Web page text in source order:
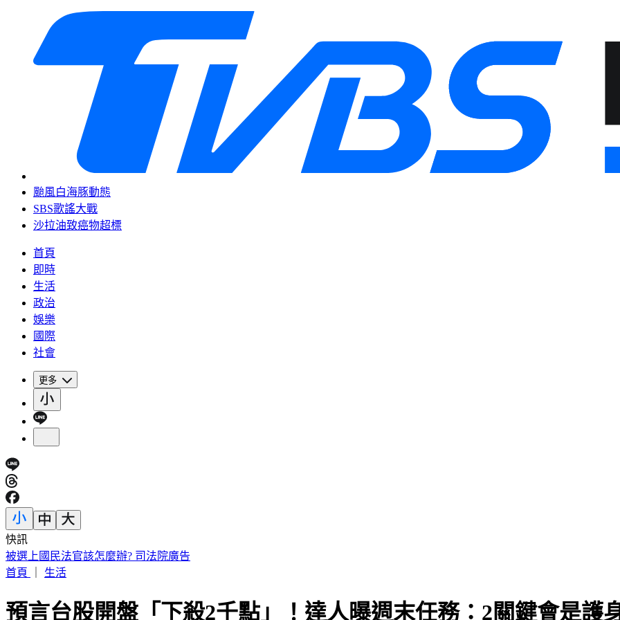
颱風白海豚動態
SBS歌謠大戰
沙拉油致癌物超標
首頁
即時
生活
政治
娛樂
國際
社會
更多
快訊
俄兵紛紛中美人計！「黑寡婦」誘騙結婚 詐領巨額撫卹金
首頁
生活
預言台股開盤「下殺2千點」！達人曝週末任務：2關鍵會是護